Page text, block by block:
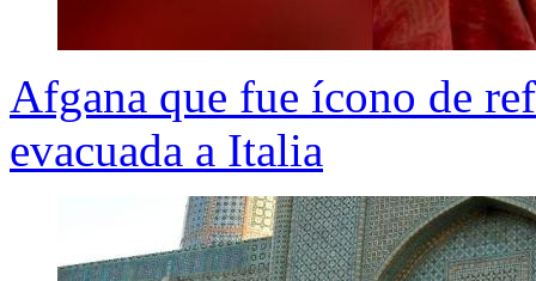
Afgana que fue ícono de
evacuada a Italia